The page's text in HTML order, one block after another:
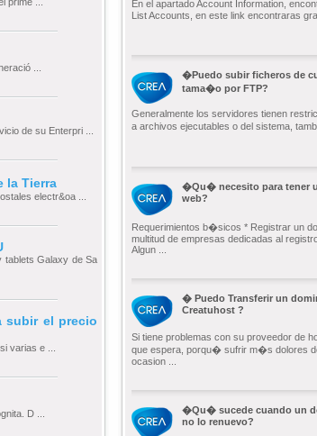
...
de su Enterpri ...
la Tierra
electr&oa ...
tablets Galaxy de Sa
subir el precio
varias e ...
D ...
En el apartado Account Information,
List Accounts, en este link encontraras
�Puedo subir ficheros de
tama�o por FTP?
Generalmente los servidores tienen
a archivos ejecutables o del sistema,
�Qu� necesito para tener
web?
Requerimientos b�sicos * Registrar un
multitud de empresas dedicadas al
Algun ...
� Puedo Transferir un
Creatuhost ?
Si tiene problemas con su proveedor de
que espera, porqu� sufrir m�s dolores
ocasion ...
�Qu� sucede cuando un
no lo renuevo?